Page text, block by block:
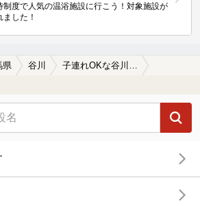
制度で人気の温浴施設に行こう！対象施設が
した！
県 谷川 子連れOKな谷川の温泉、日帰り温泉、スーパー銭湯おすすめ